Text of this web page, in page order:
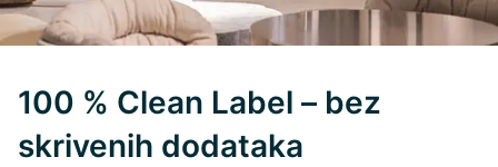
100 % Clean Label – bez
skrivenih dodataka